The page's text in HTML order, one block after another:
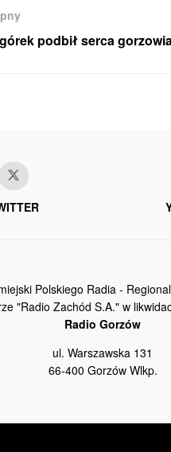
podbił serca
Polskiego Radia -
"Radio Zachód S.A." w
Radio Gorzów
ul. Warszawska 131
66-400 Gorzów Wlkp.